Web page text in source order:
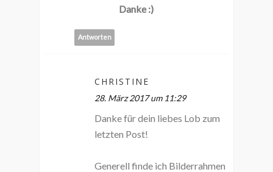
Danke :)
Antworten
CHRISTINE
28. März 2017 um 11:29
Danke für dein liebes Lob zum
letzten Post!
Generell finde ich Bilderrahmen